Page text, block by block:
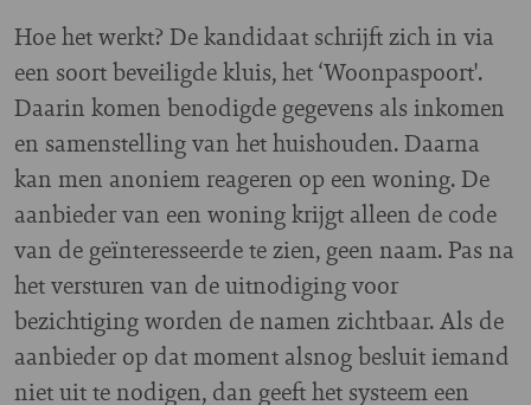
Hoe het werkt? De kandidaat schrijft zich in via
een soort beveiligde kluis, het ‘Woonpaspoort'.
Daarin komen benodigde gegevens als inkomen
en samenstelling van het huishouden. Daarna
kan men anoniem reageren op een woning. De
aanbieder van een woning krijgt alleen de code
van de geïnteresseerde te zien, geen naam. Pas na
het versturen van de uitnodiging voor
bezichtiging worden de namen zichtbaar. Als de
aanbieder op dat moment alsnog besluit iemand
niet uit te nodigen, dan geeft het systeem een